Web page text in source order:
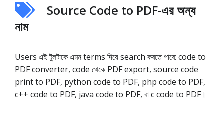
Source Code to PDF-এর অন্য
নাম
Users এই টুলটাকে এমন terms দিয়ে search করতে পারে: code to
PDF converter, code থেকে PDF export, source code
print to PDF, python code to PDF, php code to PDF,
c++ code to PDF, java code to PDF, বা c code to PDF।